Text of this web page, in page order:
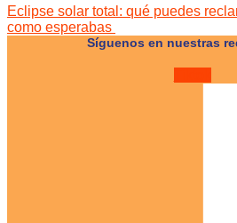
Eclipse solar total: qué puedes
como esperabas
Síguenos en nuestras